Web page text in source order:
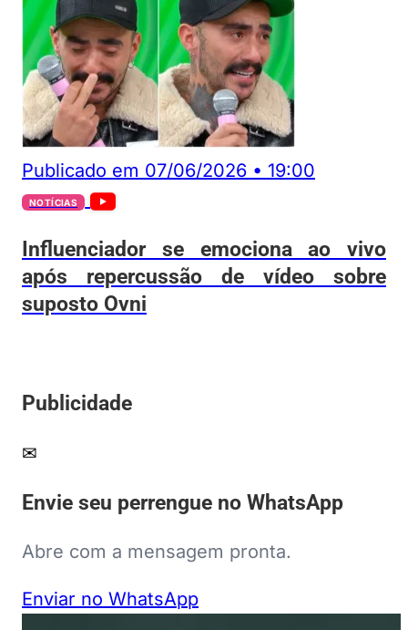
Publicado em 07/06/2026 • 19:00
NOTÍCIAS
Influenciador se emociona ao vivo
após repercussão de vídeo sobre
suposto Ovni
Publicidade
✉
Envie seu perrengue no WhatsApp
Abre com a mensagem pronta.
Enviar no WhatsApp